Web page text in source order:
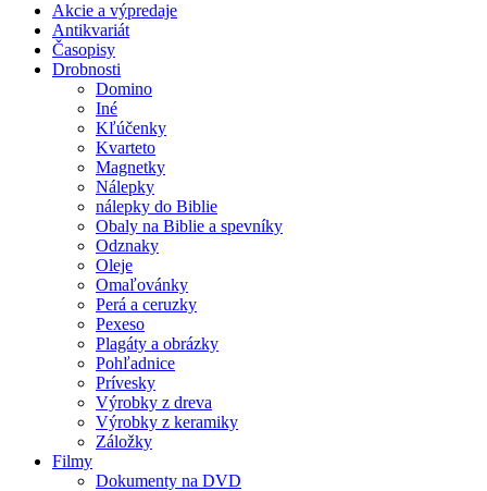
Akcie a výpredaje
Antikvariát
Časopisy
Drobnosti
Domino
Iné
Kľúčenky
Kvarteto
Magnetky
Nálepky
nálepky do Biblie
Obaly na Biblie a spevníky
Odznaky
Oleje
Omaľovánky
Perá a ceruzky
Pexeso
Plagáty a obrázky
Pohľadnice
Prívesky
Výrobky z dreva
Výrobky z keramiky
Záložky
Filmy
Dokumenty na DVD